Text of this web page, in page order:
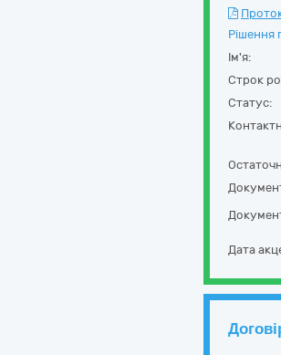
Рішення
Ім'я:
Строк
Статус:
Дата